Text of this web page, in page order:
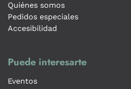
Quiénes somos
Pedidos especiales
Accesibilidad
Puede interesarte
Eventos